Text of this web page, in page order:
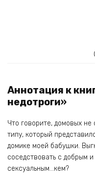
Аннотация к
недотроги»
Что говорите, домовых
типу, который
домике моей бабушки.
соседствовать с добрым
сексуальным…кем?